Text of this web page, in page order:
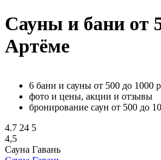
Сауны и бани от
Артёме
6 бани и сауны от 500 до 1000
фото и цены, акции и отзывы
бронирование саун от 500 до
4.7 24 5
4,5
Сауна Гавань